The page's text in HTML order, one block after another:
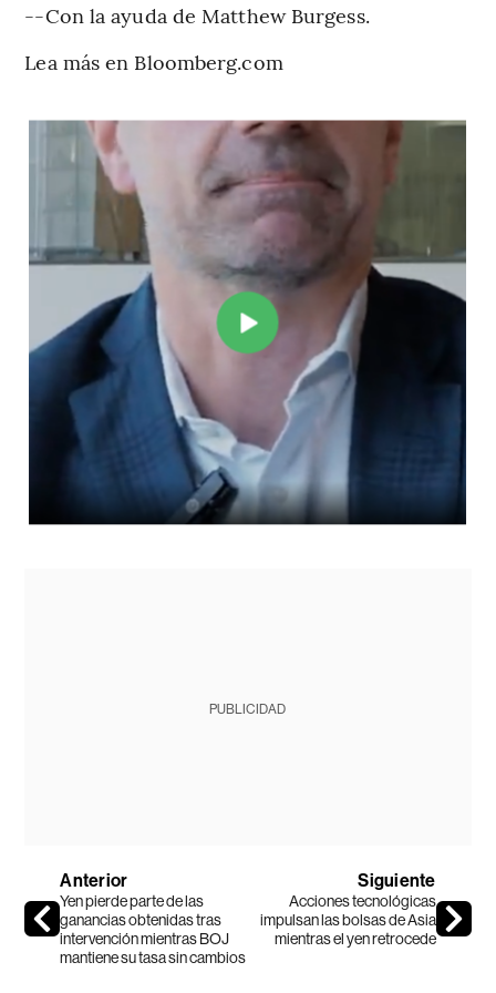
--Con la ayuda de Matthew Burgess.
Lea más en Bloomberg.com
PUBLICIDAD
Anterior
Yen pierde parte de las
ganancias obtenidas tras
intervención mientras BOJ
mantiene su tasa sin cambios
Siguiente
Acciones tecnológicas
impulsan las bolsas de Asia
mientras el yen retrocede